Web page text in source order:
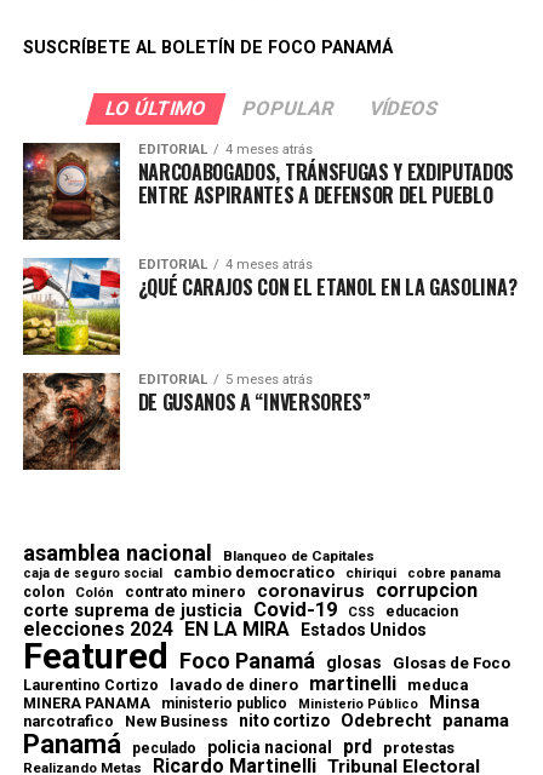
SUSCRÍBETE AL BOLETÍN DE FOCO PANAMÁ
LO ÚLTIMO POPULAR VÍDEOS
EDITORIAL 4 meses atrás
NARCOABOGADOS, TRÁNSFUGAS Y EXDIPUTADOS
ENTRE ASPIRANTES A DEFENSOR DEL PUEBLO
EDITORIAL 4 meses atrás
¿QUÉ CARAJOS CON EL ETANOL EN LA GASOLINA?
EDITORIAL 5 meses atrás
DE GUSANOS A “INVERSORES”
asamblea nacional Blanqueo de Capitales
caja de seguro social cambio democratico chiriqui cobre panama
colon Colón contrato minero coronavirus corrupcion
corte suprema de justicia Covid-19 CSS educacion
elecciones 2024 EN LA MIRA Estados Unidos
Featured Foco Panamá glosas Glosas de Foco
Laurentino Cortizo lavado de dinero martinelli meduca
MINERA PANAMA ministerio publico Ministerio Público Minsa
narcotrafico New Business nito cortizo Odebrecht panama
Panamá peculado policia nacional prd protestas
Realizando Metas Ricardo Martinelli Tribunal Electoral